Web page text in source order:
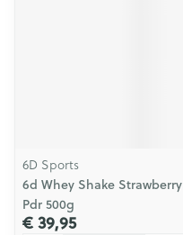
6D Sports
6d Whey Shake Strawberry
Pdr 500g
€ 39,95